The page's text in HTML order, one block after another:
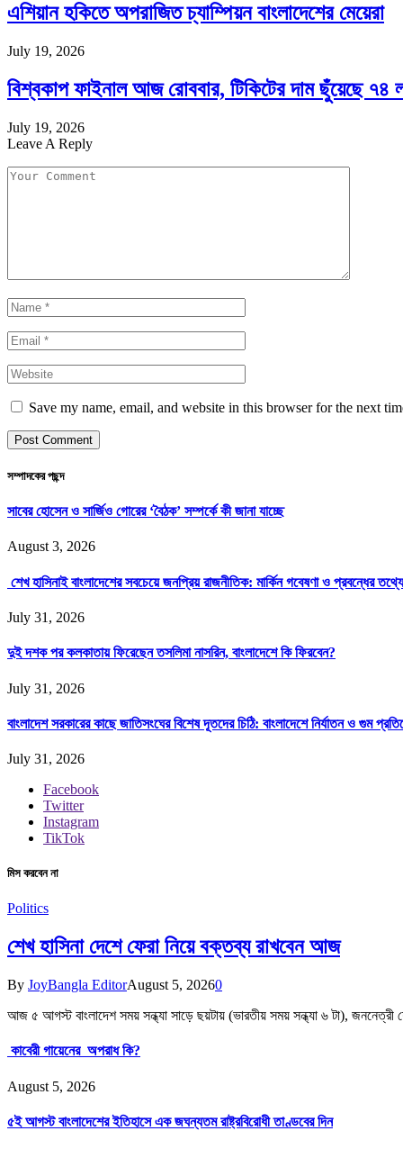
এশিয়ান হকিতে অপরাজিত চ্যাম্পিয়ন বাংলাদেশের মেয়েরা
July 19, 2026
বিশ্বকাপ ফাইনাল আজ রোববার, টিকিটের দাম ছুঁয়েছে ৭৪
July 19, 2026
Leave A Reply
Save my name, email, and website in this browser for the next
সম্পাদকের পছন্দ
সাবের হোসেন ও সার্জিও গোরের ‘বৈঠক’ সম্পর্কে কী জানা যাচ্ছে
August 3, 2026
শেখ হাসিনাই বাংলাদেশের সবচেয়ে জনপ্রিয় রাজনীতিক: মার্কিন গবেষণা ও প্রবন্ধের
July 31, 2026
দুই দশক পর কলকাতায় ফিরেছেন তসলিমা নাসরিন, বাংলাদেশে কি ফিরবেন?
July 31, 2026
বাংলাদেশ সরকারের কাছে জাতিসংঘের বিশেষ দূতদের চিঠি: বাংলাদেশে নির্যাতন ও গুম
July 31, 2026
Facebook
Twitter
Instagram
TikTok
মিস করবেন না
Politics
শেখ হাসিনা দেশে ফেরা নিয়ে বক্তব্য রাখবেন আজ
By JoyBangla EditorAugust 5, 20260
আজ ৫ আগস্ট বাংলাদেশ সময় সন্ধ্যা সাড়ে ছয়টায় (ভারতীয় সময় সন্ধ্যা ৬ টা),
কাবেরী গায়েনের অপরাধ কি?
August 5, 2026
৫ই আগস্ট বাংলাদেশের ইতিহাসে এক জঘন্যতম রাষ্ট্রবিরোধী তাণ্ডবের দিন